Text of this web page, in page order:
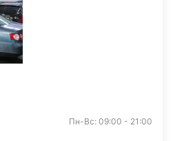
Пн-Вс: 09:00 - 21:00